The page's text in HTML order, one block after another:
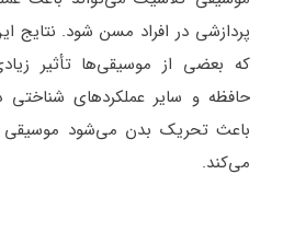
پردازشی در افراد مسن شود. نتایج
که بعضی از موسیقی‌ها تأثیر
حافظه و سایر عملکردهای شناختی
باعث تحریک بدن می‌شود موسیقی
می‌کند.